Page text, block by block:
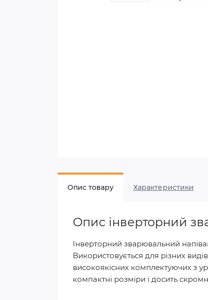
Опис товару Характеристики
Опис інверторний
Інверторний зварювальний
Використовується для різних
високоякісних комплектуючих з
компактні розміри і досить